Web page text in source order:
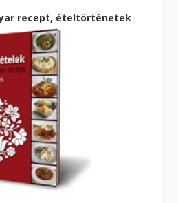
recept, ételtörténetek